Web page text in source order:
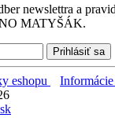
newslettra a
MATYŠÁK.
Prihlásiť sa
eshopu